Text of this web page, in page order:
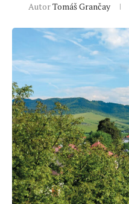
AutorTomáš Grančay